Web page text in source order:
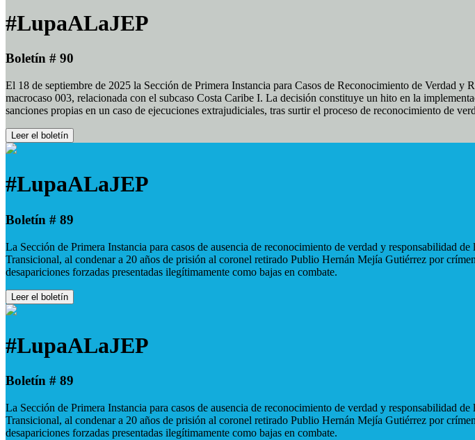
#LupaALaJEP
Boletín # 90
El 18 de septiembre de 2025 la Sección de Primera Instancia para Casos de Reconocimiento de Verdad
macrocaso 003, relacionada con el subcaso Costa Caribe I. La decisión constituye un hito en la
sanciones propias en un caso de ejecuciones extrajudiciales, tras surtir el proceso de reconocimiento de
Leer el boletín
#LupaALaJEP
Boletín # 89
La Sección de Primera Instancia para casos de ausencia de reconocimiento de verdad y responsabilidad
Transicional, al condenar a 20 años de prisión al coronel retirado Publio Hernán Mejía Gutiérrez por
desapariciones forzadas presentadas ilegítimamente como bajas en combate.
Leer el boletín
#LupaALaJEP
Boletín # 89
La Sección de Primera Instancia para casos de ausencia de reconocimiento de verdad y responsabilidad
Transicional, al condenar a 20 años de prisión al coronel retirado Publio Hernán Mejía Gutiérrez por
desapariciones forzadas presentadas ilegítimamente como bajas en combate.